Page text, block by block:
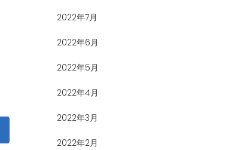
2022年7月
2022年6月
2022年5月
2022年4月
2022年3月
2022年2月